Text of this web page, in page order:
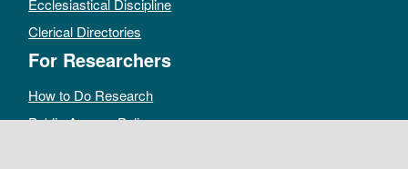
Ecclesiastical Discipline
Clerical Directories
For Researchers
How to Do Research
Public Access Policy